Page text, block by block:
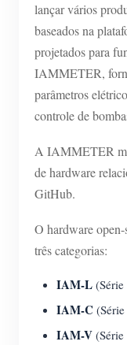
Monitor
Monitor
Sistema
Loja
Recursos
Início
Blog
App Loja
Explorar
Ranking
Soluções
Contato
Sobre
lançar vários
baseados na
projetados para
IAMMETER,
parâmetros
controle de
A IAMMETER
de hardware
GitHub.
O hardware
três categorias:
IAM-L
IAM-C
IAM-V